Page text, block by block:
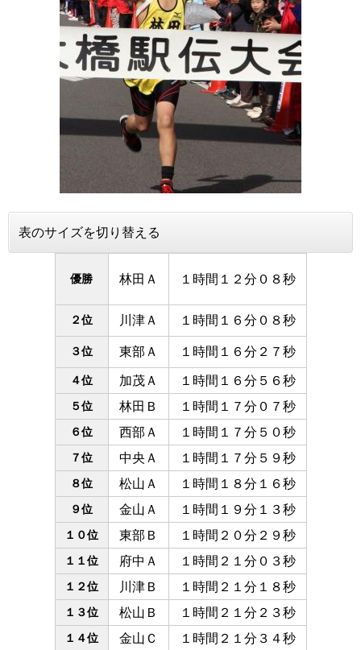
表のサイズを切り替える
優勝 林田Ａ １時間１２分０８秒
２位 川津Ａ １時間１６分０８秒
３位 東部Ａ １時間１６分２７秒
４位 加茂Ａ １時間１６分５６秒
５位 林田Ｂ １時間１７分０７秒
６位 西部Ａ １時間１７分５０秒
７位 中央Ａ １時間１７分５９秒
８位 松山Ａ １時間１８分１６秒
９位 金山Ａ １時間１９分１３秒
１０位 東部Ｂ １時間２０分２９秒
１１位 府中Ａ １時間２１分０３秒
１２位 川津Ｂ １時間２１分１８秒
１３位 松山Ｂ １時間２１分２３秒
１４位 金山Ｃ １時間２１分３４秒